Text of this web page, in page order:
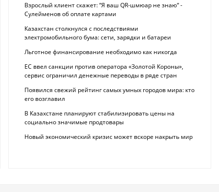
Взрослый клиент скажет: “Я ваш QR-шмюар не знаю“ -
Сулейменов об оплате картами
Казахстан столкнулся с последствиями
электромобильного бума: сети, зарядки и батареи
Льготное финансирование необходимо как никогда
ЕС ввел санкции против оператора «Золотой Короны»,
сервис ограничил денежные переводы в ряде стран
Появился свежий рейтинг самых умных городов мира: кто
его возглавил
В Казахстане планируют стабилизировать цены на
социально значимые продтовары
Новый экономический кризис может вскоре накрыть мир